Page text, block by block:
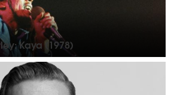
Kaya (1978)